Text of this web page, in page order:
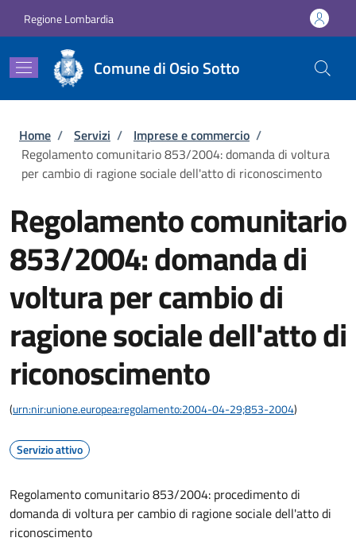
Regione Lombardia
Comune di Osio Sotto
Briciole di pane
Home / Servizi / Imprese e commercio /
Regolamento comunitario 853/2004: domanda di voltura
per cambio di ragione sociale dell'atto di riconoscimento
Regolamento comunitario
853/2004: domanda di
voltura per cambio di
ragione sociale dell'atto di
riconoscimento
(urn:nir:unione.europea:regolamento:2004-04-29;853-2004)
Servizio attivo
Regolamento comunitario 853/2004: procedimento di
domanda di voltura per cambio di ragione sociale dell'atto di
riconoscimento